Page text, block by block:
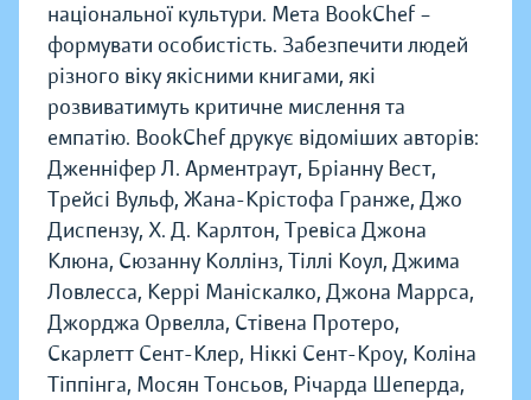
національної культури. Мета BookChef –
формувати особистість. Забезпечити людей
різного віку якісними книгами, які
розвиватимуть критичне мислення та
емпатію. BookChef друкує відоміших авторів:
Дженніфер Л. Арментраут, Бріанну Вест,
Трейсі Вульф, Жана-Крістофа Гранже, Джо
Диспензу, Х. Д. Карлтон, Тревіса Джона
Клюна, Сюзанну Коллінз, Тіллі Коул, Джима
Ловлесса, Керрі Маніскалко, Джона Маррса,
Джорджа Орвелла, Стівена Протеро,
Скарлетт Сент-Клер, Ніккі Сент-Кроу, Коліна
Тіппінга, Мосян Тонсьов, Річарда Шеперда,